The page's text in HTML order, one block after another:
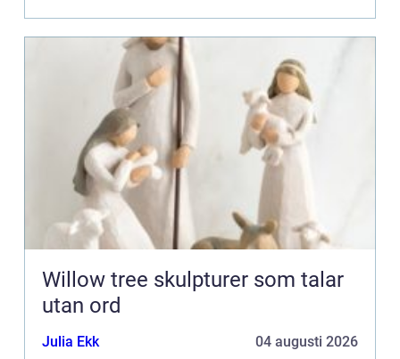
Willow tree skulpturer som talar
utan ord
Julia Ekk 04 augusti 2026